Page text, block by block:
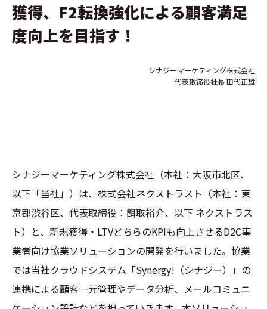
獲得、F2転換強化による顧客満足
度向上を目指す！
シナジーマーケティング株式会社
代表取締役社長 田代正雄
シナジーマーケティング株式会社（本社：大阪市北区、
以下「当社」）は、株式会社ネクストラスト（本社：東
京都渋谷区、代表取締役：餌取裕介、以下 ネクストラス
ト）と、新規獲得・LTVどちらのKPIも向上させるD2C事
業者向け協業ソリューションの開発を行いました。協業
では当社クラウドシステム「Synergy!（シナジー）」の
連携による顧客一元管理やデータ分析、メールコミュニ